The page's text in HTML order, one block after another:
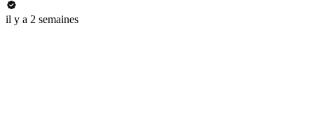
il y a 2 semaines